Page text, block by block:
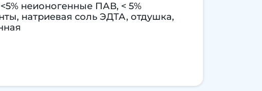
неионогенные ПАВ, < 5%
натриевая соль ЭДТА, отдушка,